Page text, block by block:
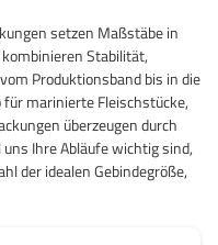
setzen Maßstäbe in
Stabilität,
Produktionsband bis in die
marinierte Fleischstücke,
überzeugen durch
Ihre Abläufe wichtig sind,
der idealen Gebindegröße,
Red Line
Blue Line
Recycling Eimer
White Line
Für Tiefkühlung
NatureBased 50+
E2-Euronorm
NatureBased 50+
Mehrweg
GrassBased Eimer
> <
Zurück
Eimer
Becher